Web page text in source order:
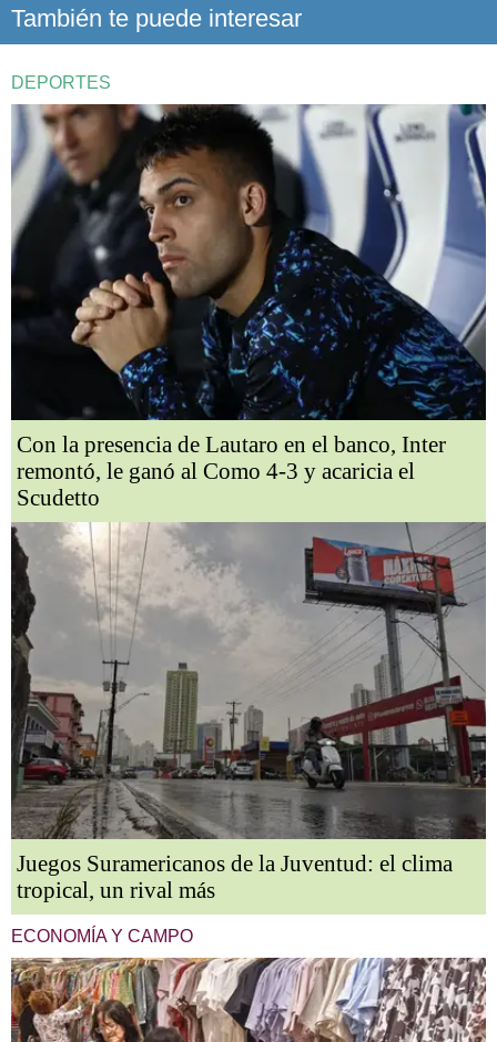
También te puede interesar
DEPORTES
Con la presencia de Lautaro en el banco, Inter
remontó, le ganó al Como 4-3 y acaricia el
Scudetto
Juegos Suramericanos de la Juventud: el clima
tropical, un rival más
ECONOMÍA Y CAMPO